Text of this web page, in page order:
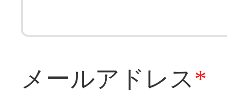
メールアドレス*